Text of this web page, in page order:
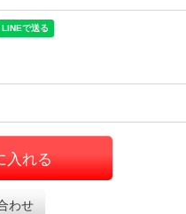
入れる
わせ